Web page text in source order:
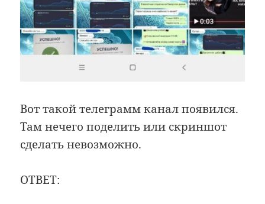
Вот такой телеграмм канал появился.
Там нечего поделить или скриншот
сделать невозможно.
ОТВЕТ: